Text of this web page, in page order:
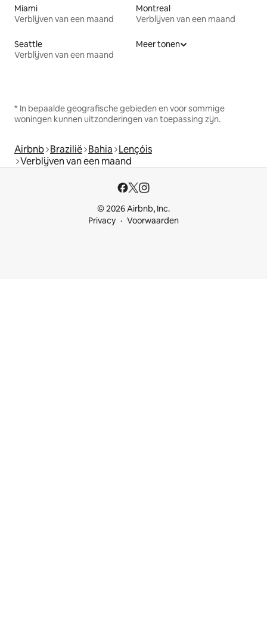
Miami
Verblijven van een maand
Montreal
Verblijven van een maand
Seattle
Verblijven van een maand
Meer tonen
* In bepaalde geografische gebieden en voor sommige
woningen kunnen uitzonderingen van toepassing zijn.
Airbnb Brazilië Bahia Lençóis
Verblijven van een maand
© 2026 Airbnb, Inc.
Privacy
Voorwaarden